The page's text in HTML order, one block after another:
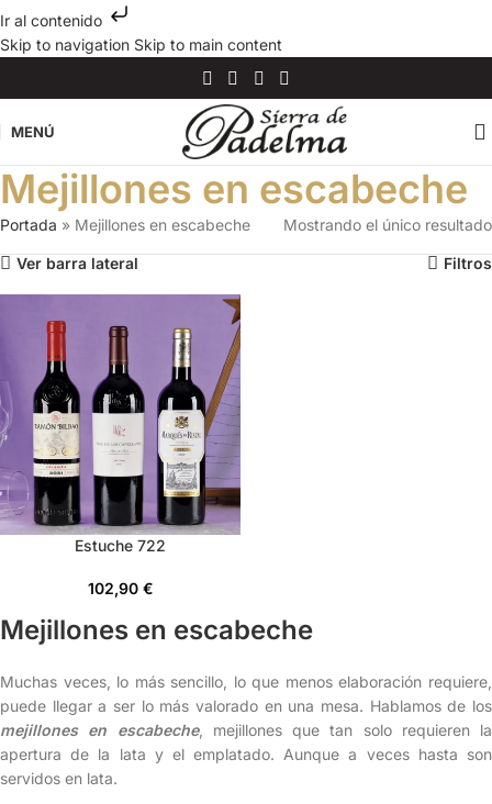
Ir al contenido
Skip to navigation Skip to main content
MENÚ
Mejillones en escabeche
Portada » Mejillones en escabeche Mostrando el único resultado
Ver barra lateral Filtros
Estuche 722
102,90 €
Mejillones en escabeche
Muchas veces, lo más sencillo, lo que menos elaboración requiere,
puede llegar a ser lo más valorado en una mesa. Hablamos de los
mejillones en escabeche, mejillones que tan solo requieren la
apertura de la lata y el emplatado. Aunque a veces hasta son
servidos en lata.